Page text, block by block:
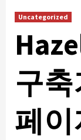
Uncategorized
구축
페이